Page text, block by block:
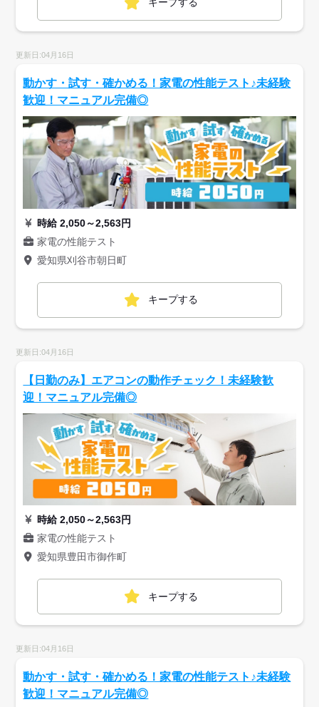
キープする
更新日:04月16日
動かす・試す・確かめる！家電の性能テスト♪未経験
歓迎！マニュアル完備◎
時給 2,050～2,563円
家電の性能テスト
愛知県刈谷市朝日町
キープする
更新日:04月16日
【日勤のみ】エアコンの動作チェック！未経験歓
迎！マニュアル完備◎
時給 2,050～2,563円
家電の性能テスト
愛知県豊田市御作町
キープする
更新日:04月16日
動かす・試す・確かめる！家電の性能テスト♪未経験
歓迎！マニュアル完備◎